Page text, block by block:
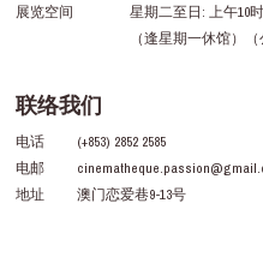
展览空间
星期二至日: 上午10
（逢星期一休馆）
联络我们
电话
(+853) 2852 2585
电邮
地址
澳门恋爱巷9-13号